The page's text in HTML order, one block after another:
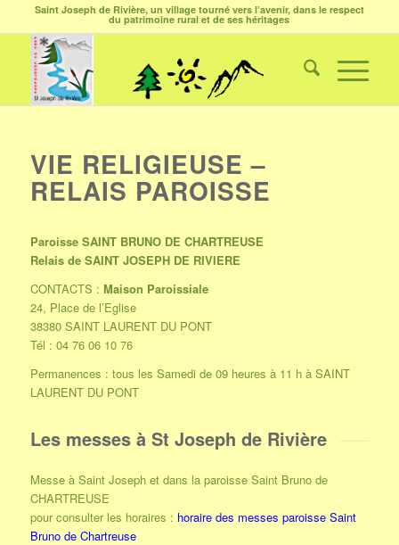
Saint Joseph de Rivière, un village tourné vers l’avenir, dans le respect
du patrimoine rural et de ses héritages
VIE RELIGIEUSE –
RELAIS PAROISSE
Paroisse SAINT BRUNO DE CHARTREUSE
Relais de SAINT JOSEPH DE RIVIERE
CONTACTS : Maison Paroissiale
24, Place de l’Eglise
38380 SAINT LAURENT DU PONT
Tél : 04 76 06 10 76
Permanences : tous les Samedi de 09 heures à 11 h à SAINT
LAURENT DU PONT
Les messes à St Joseph de Rivière
Messe à Saint Joseph et dans la paroisse Saint Bruno de
CHARTREUSE
pour consulter les horaires : horaire des messes paroisse Saint
Bruno de Chartreuse